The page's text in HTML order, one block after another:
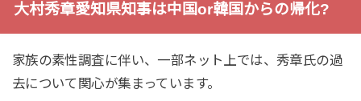
大村秀章愛知県知事は中国or韓国からの帰化?
家族の素性調査に伴い、一部ネット上では、秀章氏の過
去について関心が集まっています。